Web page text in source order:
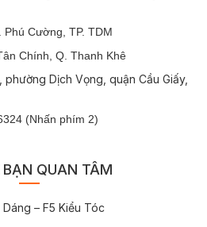
Phú Cường, TP. TDM
Tân Chính, Q. Thanh Khê
phường Dịch Vọng, quận Cầu Giấy,
(Nhấn phím 2)
BẠN QUAN TÂM
– F5 Kiểu Tóc